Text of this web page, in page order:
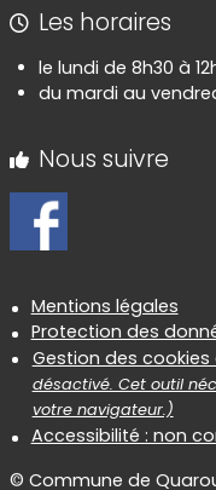
Les horaires
le lundi de 8h30 à
du mardi au
Nous suivre
Informations
Mentions légales
Protection des
Gestion des
désactivé. Cet outil
votre navigateur.)
Accessibilité : non
© Commune de